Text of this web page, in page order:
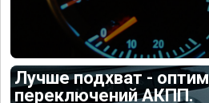
Лучше подхват -
переключений АКПП.